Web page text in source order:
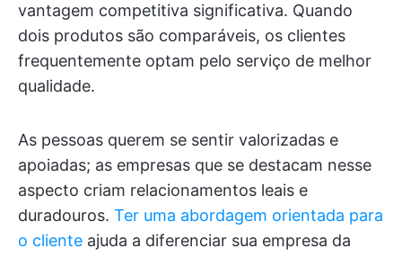
vantagem competitiva significativa. Quando
dois produtos são comparáveis, os clientes
frequentemente optam pelo serviço de melhor
qualidade.
As pessoas querem se sentir valorizadas e
apoiadas; as empresas que se destacam nesse
aspecto criam relacionamentos leais e
duradouros. Ter uma abordagem orientada para
o cliente ajuda a diferenciar sua empresa da